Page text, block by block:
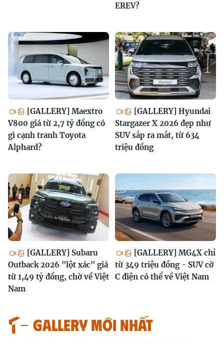
EREV?
[GALLERY] Maextro
V800 giá từ 2,7 tỷ đồng có
gì cạnh tranh Toyota
Alphard?
[GALLERY] Hyundai
Stargazer X 2026 đẹp như
SUV sắp ra mắt, từ 634
triệu đồng
[GALLERY] Subaru
Outback 2026 "lột xác" giá
từ 1,49 tỷ đồng, chờ về Việt
Nam
[GALLERY] MG4X chỉ
từ 349 triệu đồng - SUV cỡ
C điện có thể về Việt Nam
GALLERY MỚI NHẤT